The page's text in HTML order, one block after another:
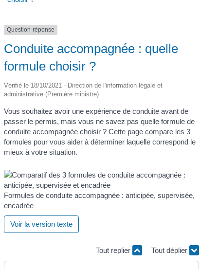
Question-réponse
Conduite accompagnée : quelle
formule choisir ?
Vérifié le 18/10/2021 - Direction de l'information légale et
administrative (Première ministre)
Vous souhaitez avoir une expérience de conduite avant de
passer le permis, mais vous ne savez pas quelle formule de
conduite accompagnée choisir ? Cette page compare les 3
formules pour vous aider à déterminer laquelle correspond le
mieux à votre situation.
Formules de conduite accompagnée : anticipée, supervisée,
encadrée
Voir la version texte
Tout replier Tout déplier